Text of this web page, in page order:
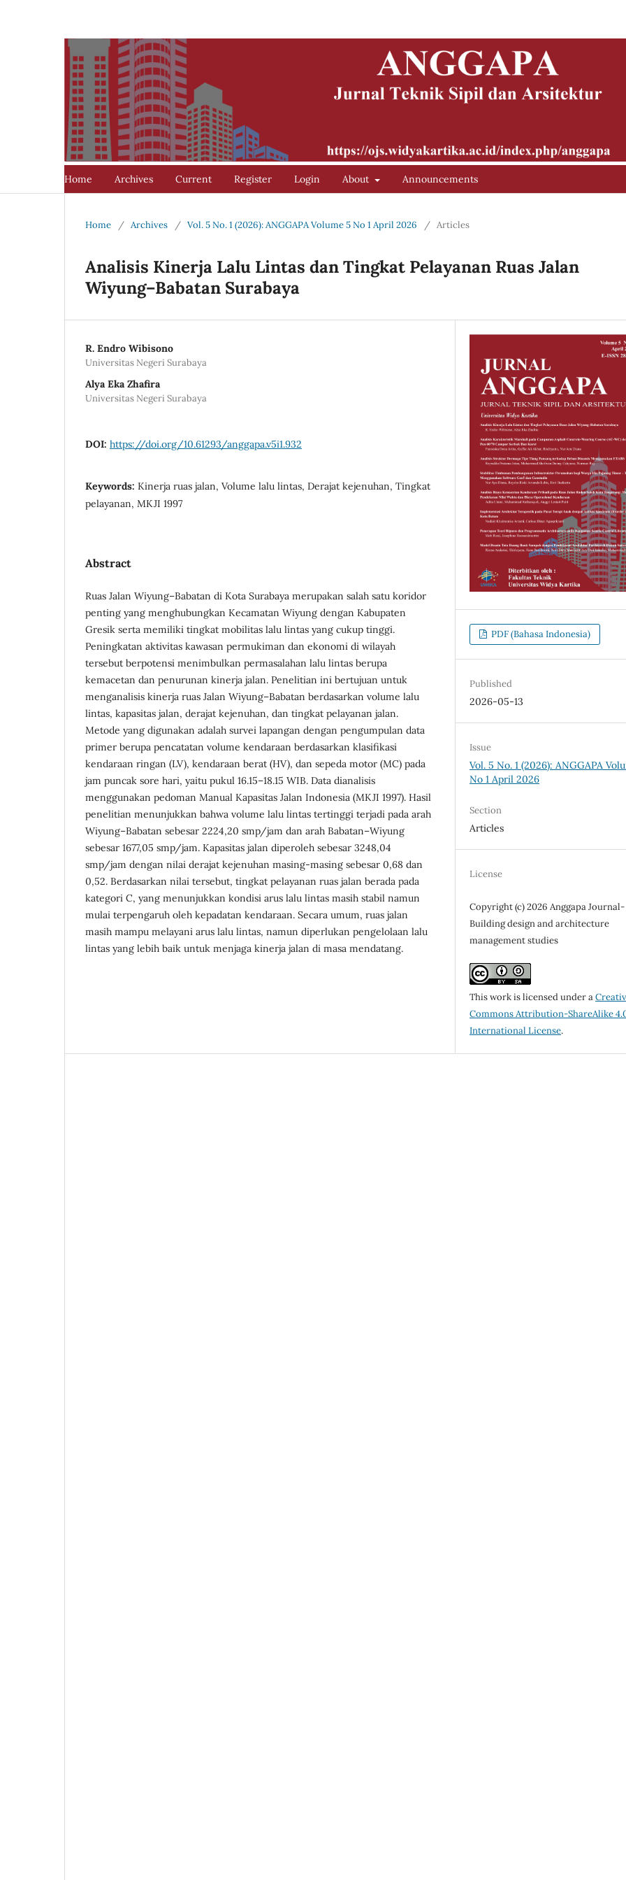
Home Archives Current Register Login About Announcements
Home / Archives / Vol. 5 No. 1 (2026): ANGGAPA Volume 5 No 1 April 2026 / Articles
Analisis Kinerja Lalu Lintas dan Tingkat Pelayanan Ruas Jalan
Wiyung–Babatan Surabaya
R. Endro Wibisono
Universitas Negeri Surabaya
Alya Eka Zhafira
Universitas Negeri Surabaya
DOI: https://doi.org/10.61293/anggapa.v5i1.932
Keywords: Kinerja ruas jalan, Volume lalu lintas, Derajat kejenuhan, Tingkat
pelayanan, MKJI 1997
Abstract
Ruas Jalan Wiyung–Babatan di Kota Surabaya merupakan salah satu koridor
penting yang menghubungkan Kecamatan Wiyung dengan Kabupaten
Gresik serta memiliki tingkat mobilitas lalu lintas yang cukup tinggi.
Peningkatan aktivitas kawasan permukiman dan ekonomi di wilayah
tersebut berpotensi menimbulkan permasalahan lalu lintas berupa
kemacetan dan penurunan kinerja jalan. Penelitian ini bertujuan untuk
menganalisis kinerja ruas Jalan Wiyung–Babatan berdasarkan volume lalu
lintas, kapasitas jalan, derajat kejenuhan, dan tingkat pelayanan jalan.
Metode yang digunakan adalah survei lapangan dengan pengumpulan data
primer berupa pencatatan volume kendaraan berdasarkan klasifikasi
kendaraan ringan (LV), kendaraan berat (HV), dan sepeda motor (MC) pada
jam puncak sore hari, yaitu pukul 16.15–18.15 WIB. Data dianalisis
menggunakan pedoman Manual Kapasitas Jalan Indonesia (MKJI 1997). Hasil
penelitian menunjukkan bahwa volume lalu lintas tertinggi terjadi pada arah
Wiyung–Babatan sebesar 2224,20 smp/jam dan arah Babatan–Wiyung
sebesar 1677,05 smp/jam. Kapasitas jalan diperoleh sebesar 3248,04
smp/jam dengan nilai derajat kejenuhan masing-masing sebesar 0,68 dan
0,52. Berdasarkan nilai tersebut, tingkat pelayanan ruas jalan berada pada
kategori C, yang menunjukkan kondisi arus lalu lintas masih stabil namun
mulai terpengaruh oleh kepadatan kendaraan. Secara umum, ruas jalan
masih mampu melayani arus lalu lintas, namun diperlukan pengelolaan lalu
lintas yang lebih baik untuk menjaga kinerja jalan di masa mendatang.
PDF (Bahasa Indonesia)
Published
2026-05-13
Issue
Vol. 5 No. 1 (2026): ANGGAPA
No 1 April 2026
Section
Articles
License
Copyright (c) 2026 Anggapa Journal-
Building design and architecture
management studies
This work is licensed under a
Commons Attribution-ShareAlike
International License.